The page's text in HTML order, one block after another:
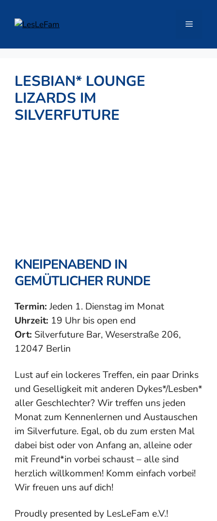
Inhalt
springen
Menü
LESBIAN* LOUNGE
LIZARDS IM
SILVERFUTURE
KNEIPENABEND IN
GEMÜTLICHER RUNDE
Termin:Jeden 1. Dienstag im Monat
Uhrzeit: 19 Uhr bis open end
Ort: Silverfuture Bar, Weserstraße 206,
12047 Berlin
Lust auf ein lockeres Treffen, ein paar Drinks
und Geselligkeit mit anderen Dykes*/Lesben*
aller Geschlechter? Wir treffen uns jeden
Monat zum Kennenlernen und Austauschen
im Silverfuture. Egal, ob du zum ersten Mal
dabei bist oder von Anfang an, alleine oder
mit Freund*in vorbei schaust – alle sind
herzlich willkommen! Komm einfach vorbei!
Wir freuen uns auf dich!
Proudly presented by LesLeFam e.V.!